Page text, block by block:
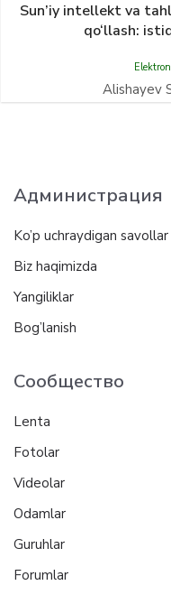
Sun’iy intellekt va
qo‘llash:
Alishayev
Администрация
Ko’p uchraydigan savollar
Biz haqimizda
Yangiliklar
Bog’lanish
Сообщество
Lenta
Fotolar
Videolar
Odamlar
Guruhlar
Forumlar